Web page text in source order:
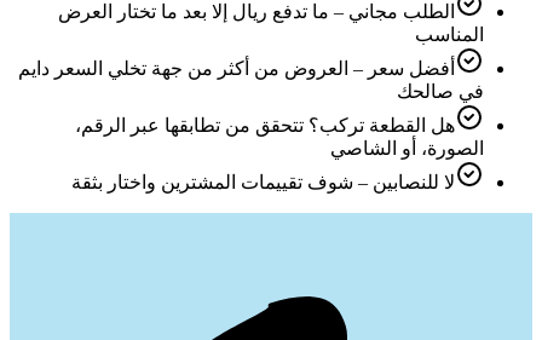
الطلب مجاني – ما تدفع ريال إلا بعد ما تختار العرض
المناسب
أفضل سعر – العروض من أكثر من جهة تخلي السعر دايم
في صالحك
هل القطعة تركب؟ تتحقق من تطابقها عبر الرقم،
الصورة، أو الشاصي
لا للنصابين – شوف تقييمات المشترين واختار بثقة